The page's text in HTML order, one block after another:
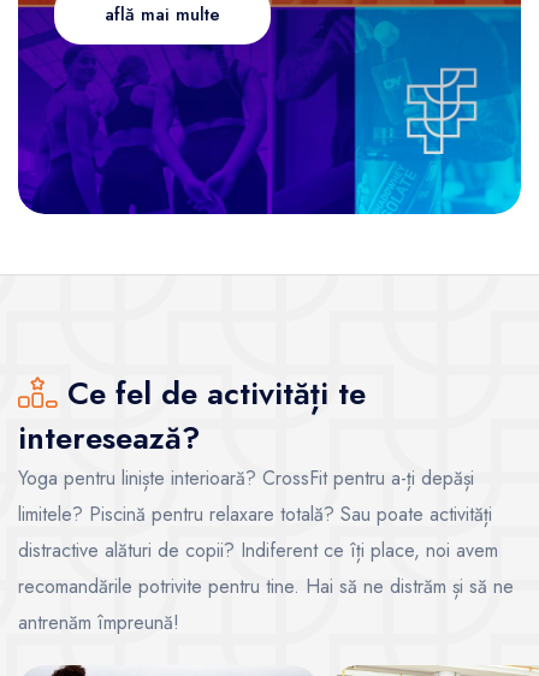
află mai multe
Ce fel de activități te
interesează?
Yoga pentru liniște interioară? CrossFit pentru a-ți depăși
limitele? Piscină pentru relaxare totală? Sau poate activități
distractive alături de copii? Indiferent ce îți place, noi avem
recomandările potrivite pentru tine. Hai să ne distrăm și să ne
antrenăm împreună!